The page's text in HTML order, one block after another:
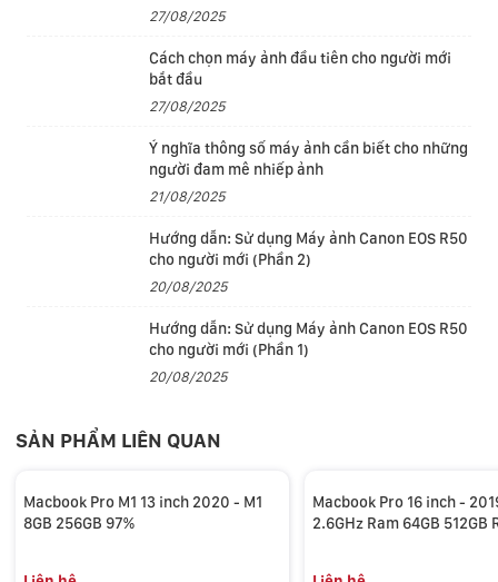
dụng các lối tắt tiện lợi hơn, bàn phím Magic Keyboard
chuột chính xác hơn, các tính năng cảm biến áp suất
và các thao tác Multi-Touch.
Chip Apple M1
27/08/2025
Cách chọn máy ảnh đầu tiên cho người mới
bắt đầu
27/08/2025
Ý nghĩa thông số máy ảnh cần biết cho những
người đam mê nhiếp ảnh
21/08/2025
Hướng dẫn: Sử dụng Máy ảnh Canon EOS R50
cho người mới (Phần 2)
20/08/2025
Hướng dẫn: Sử dụng Máy ảnh Canon EOS R50
cho người mới (Phần 1)
20/08/2025
SẢN PHẨM LIÊN QUAN
Macbook Pro M1 13 inch 2020 - M1
8GB 256GB 97%
Macbook Pro 16 inch -
2.6GHz Ram 64GB 512GB